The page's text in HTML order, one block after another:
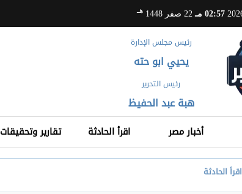
02:57 مـ 22 صفر 1448 هـ
رئيس مجلس الإدارة
يحيي ابو حته
رئيس التحرير
هبة عبد الحفيظ
أخبار مصر اقرأ الحادثة تقارير وتحقيقات
اقرأ الحادثة